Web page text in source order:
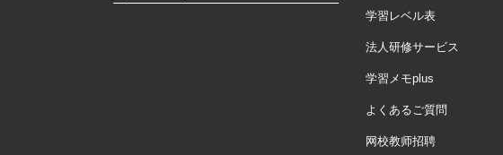
学習レベル表
法人研修サービス
学習メモplus
よくあるご質問
网校教师招聘